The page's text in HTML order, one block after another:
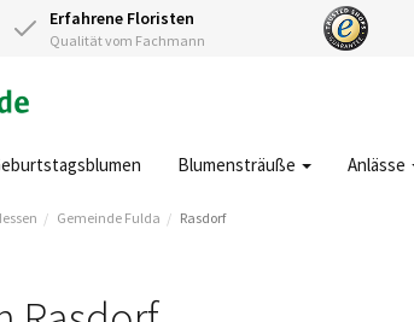
Erfahrene Floristen
Qualität vom Fachmann
Blumensträuße Anlässe
Gemeinde Fulda Rasdorf